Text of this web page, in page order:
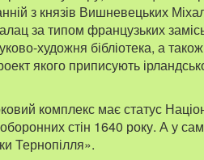
з князів Вишневецьких
за типом французьких
художня бібліотека, а
якого приписують
комплекс має статус
стін 1640 року. А у
Тернопілля».